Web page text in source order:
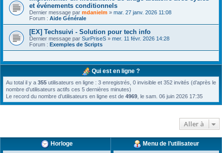
et événements conditionnels
Dernier message par mdanielm » mar. 27 janv. 2026 11:08
Forum : Aide Générale
[EX] Techsuivi - Solution pour tech info
Dernier message par SurPriseS » mer. 11 févr. 2026 14:28
Forum : Exemples de Scripts
Qui est en ligne ?
Au total il y a 355 utilisateurs en ligne : 3 enregistrés, 0 invisible et 352 invités (d’après le
nombre d’utilisateurs actifs ces 5 dernières minutes)
Le record du nombre d’utilisateurs en ligne est de 4969 , le sam. 06 juin 2026 17:35
Aller à
Horloge Menu de l’utilisateur